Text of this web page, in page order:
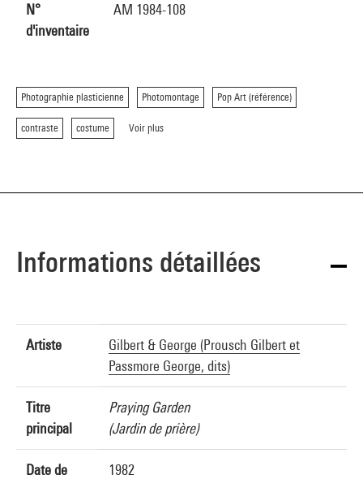
N°
d'inventaire
AM 1984-108
Photographie plasticienne Photomontage Pop Art (référence)
contraste costume Voir plus
Informations détaillées
Artiste
Gilbert & George (Prousch Gilbert et
Passmore George, dits)
Titre
principal
Praying Garden
(Jardin de prière)
Date de
1982